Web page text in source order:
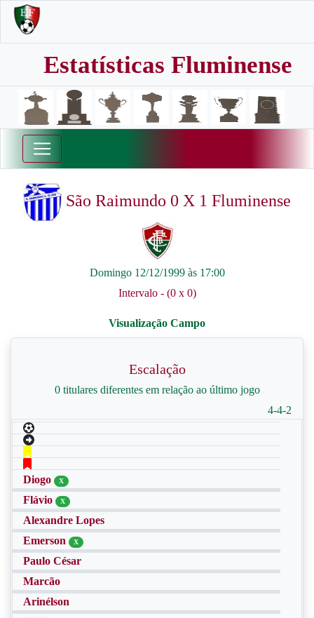
Estatísticas Fluminense
São Raimundo 0 X 1 Fluminense
Domingo 12/12/1999 às 17:00
Intervalo - (0 x 0)
Escalação
0 titulares diferentes em relação ao último jogo
4-4-2
Diogo X
Flávio X
Alexandre Lopes
Emerson
X
Paulo César
Marcão
Arinélson